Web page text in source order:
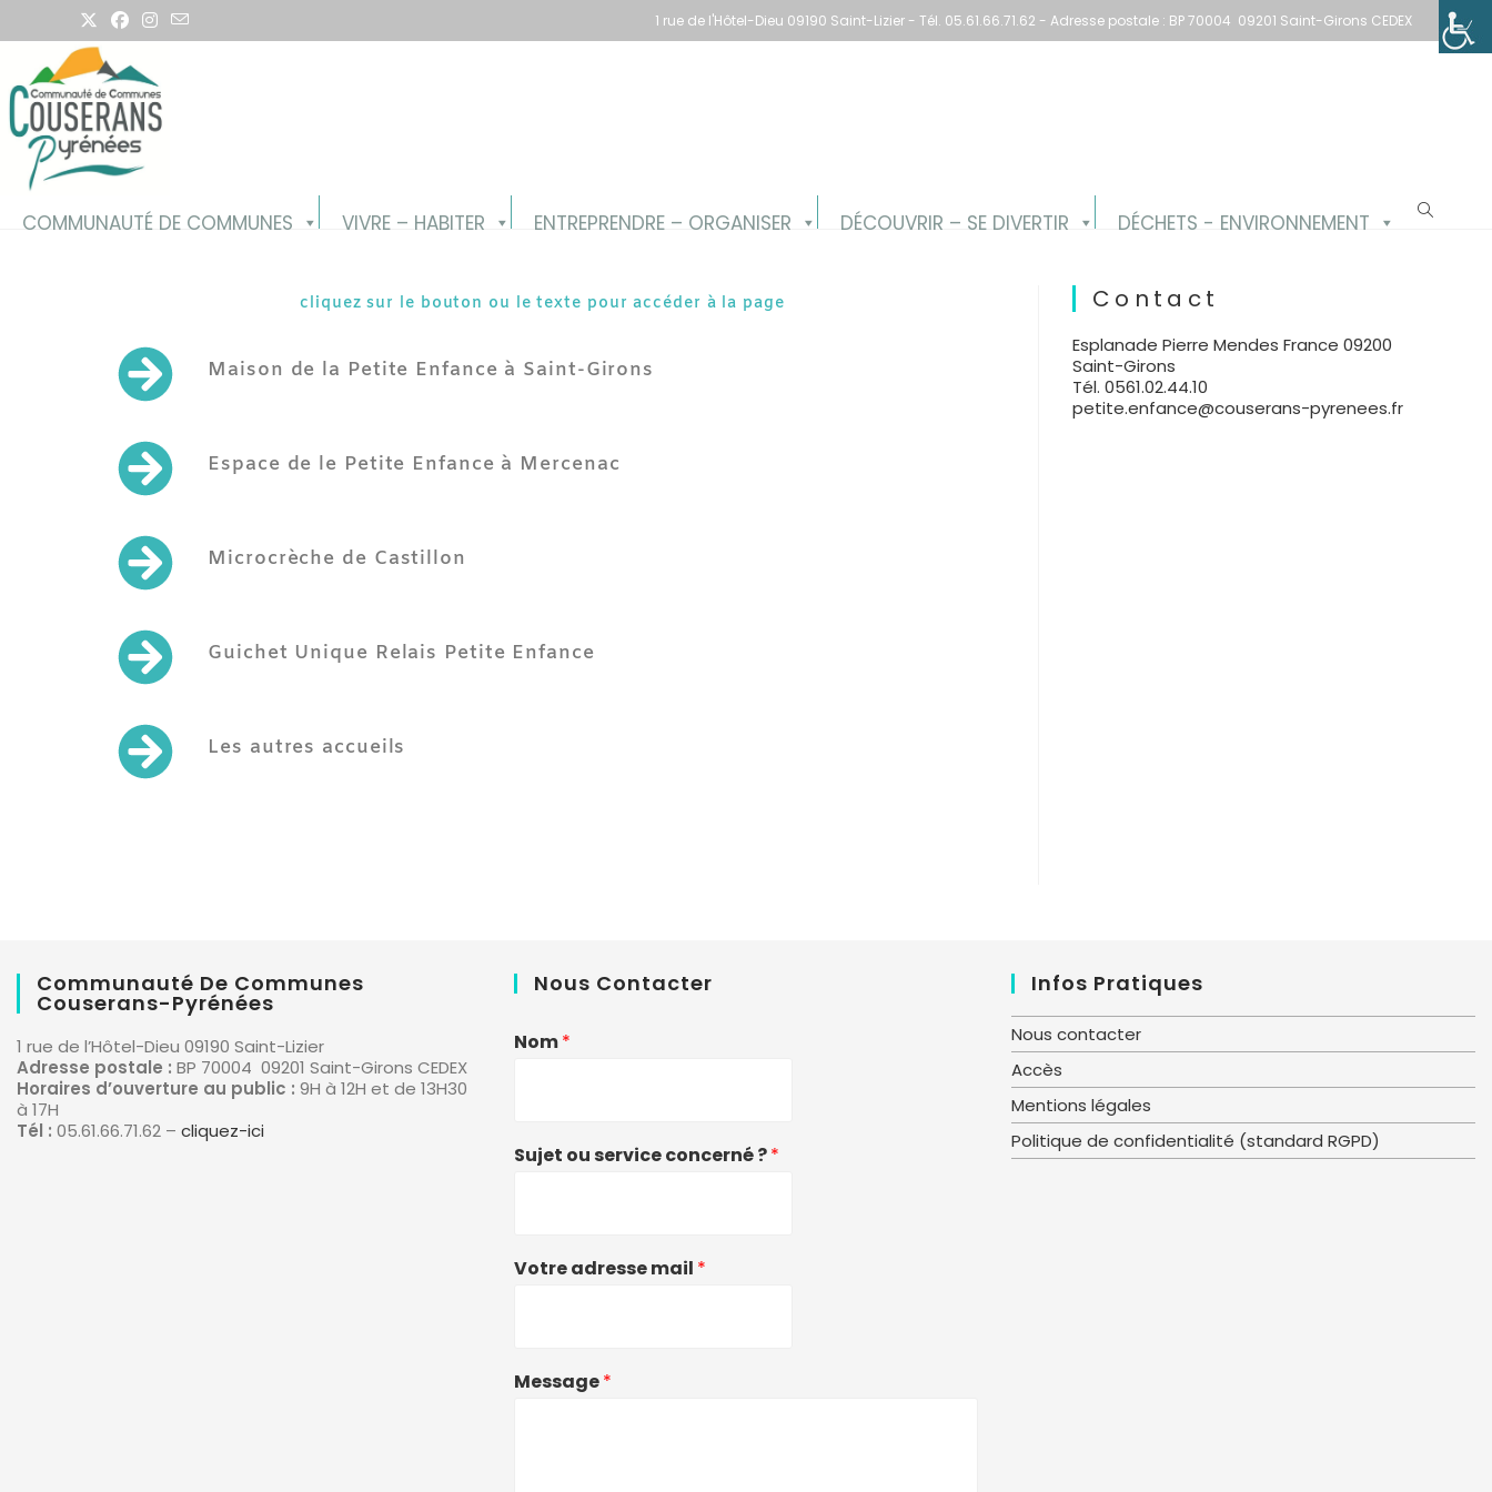
1 rue de l'Hôtel-Dieu 09190 Saint-Lizier - Tél. 05.61.66.71.62 - Adresse postale : BP 70004 09201 Saint-Girons CEDEX
COMMUNAUTÉ DE COMMUNES VIVRE – HABITER ENTREPRENDRE – ORGANISER DÉCOUVRIR – SE DIVERTIR DÉCHETS - ENVIRONNEMENT
cliquez sur le bouton ou le texte pour accéder à la page
Maison de la Petite Enfance à Saint-Girons
Espace de le Petite Enfance à Mercenac
Microcrèche de Castillon
Guichet Unique Relais Petite Enfance
Les autres accueils
Contact
Esplanade Pierre Mendes France 09200
Saint-Girons
Tél. 0561.02.44.10
petite.enfance@couserans-pyrenees.fr
Communauté De Communes
Couserans-Pyrénées
1 rue de l’Hôtel-Dieu 09190 Saint-Lizier
Adresse postale : BP 70004 09201 Saint-Girons CEDEX
Horaires d’ouverture au public : 9H à 12H et de 13H30
à 17H
Tél : 05.61.66.71.62 – cliquez-ici
Nous Contacter
Nom*
Sujet ou service concerné ?*
Votre adresse mail *
Message*
Infos Pratiques
Nous contacter
Accès
Mentions légales
Politique de confidentialité (standard RGPD)